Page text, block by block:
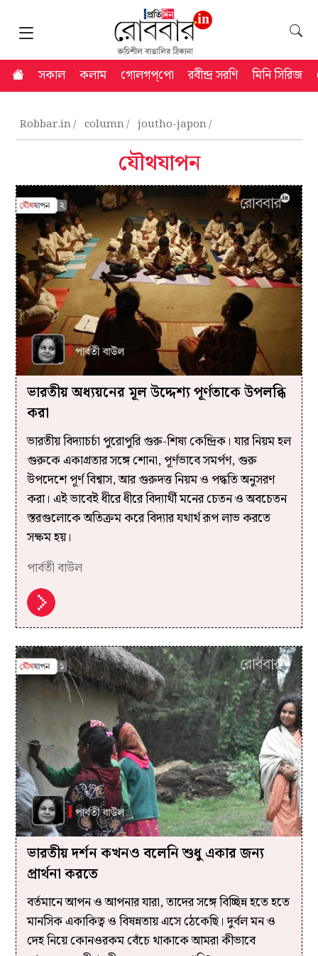
সকাল কলাম গোলগপ্‌পো রবীন্দ্র সরণি মিনি সিরিজ
Robbar.in column joutho-japon
যৌথযাপন
ভারতীয় অধ‍্যয়নের মূল উদ্দেশ্য পূর্ণতাকে উপলব্ধি
করা
ভারতীয় বিদ্যাচর্চা পুরোপুরি গুরু-শিষ্য কেন্দ্রিক। যার নিয়ম হল
গুরুকে একাগ্রতার সঙ্গে শোনা, পূর্ণভাবে সমর্পণ, গুরু
উপদেশে পূর্ণ বিশ্বাস, আর গুরুদত্ত নিয়ম ও পদ্ধতি অনুসরণ
করা। এই ভাবেই ধীরে ধীরে বিদ‍্যার্থী মনের চেতন ও অবচেতন
স্তরগুলোকে অতিক্রম করে বিদ‍্যার যথার্থ রূপ লাভ করতে
সক্ষম হয়।
পার্বতী বাউল
ভারতীয় দর্শন কখনও বলেনি শুধু একার জন্য
প্রার্থনা করতে
বর্তমানে আপন ও আপনার যারা, তাদের সঙ্গে বিচ্ছিন্ন হতে হতে
মানসিক একাকিত্ব ও বিষন্নতায় এসে ঠেকেছি। দুর্বল মন ও
দেহ নিয়ে কোনওরকম বেঁচে থাকাকে আমরা কীভাবে